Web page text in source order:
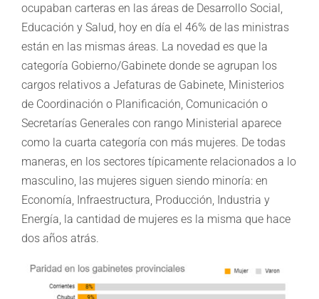
ocupaban carteras en las áreas de Desarrollo Social,
Educación y Salud, hoy en día el 46% de las ministras
están en las mismas áreas. La novedad es que la
categoría Gobierno/Gabinete donde se agrupan los
cargos relativos a Jefaturas de Gabinete, Ministerios
de Coordinación o Planificación, Comunicación o
Secretarías Generales con rango Ministerial aparece
como la cuarta categoría con más mujeres. De todas
maneras, en los sectores típicamente relacionados a lo
masculino, las mujeres siguen siendo minoría: en
Economía, Infraestructura, Producción, Industria y
Energía, la cantidad de mujeres es la misma que hace
dos años atrás.